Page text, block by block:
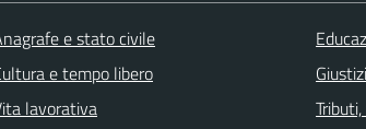
e stato civile
e tempo libero
lavorativa